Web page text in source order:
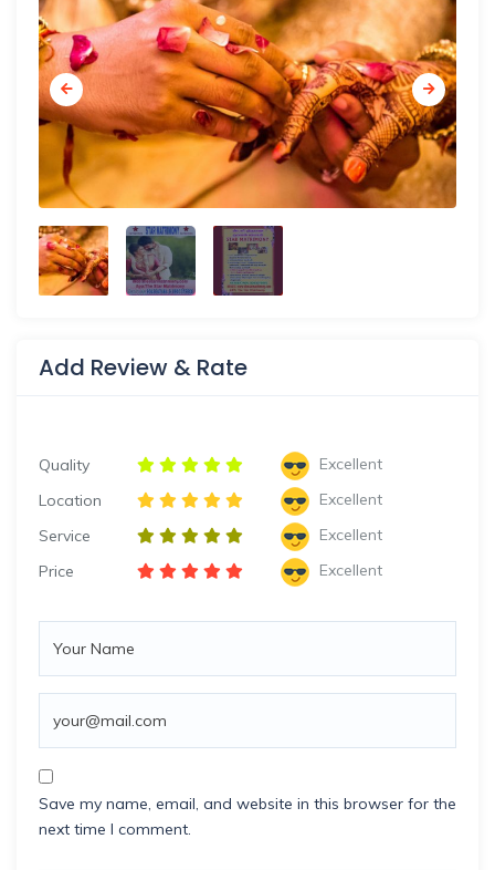
Add Review & Rate
Quality
Excellent
Location
Excellent
Service
Excellent
Price
Excellent
Save my name, email, and website in this browser for the
next time I comment.